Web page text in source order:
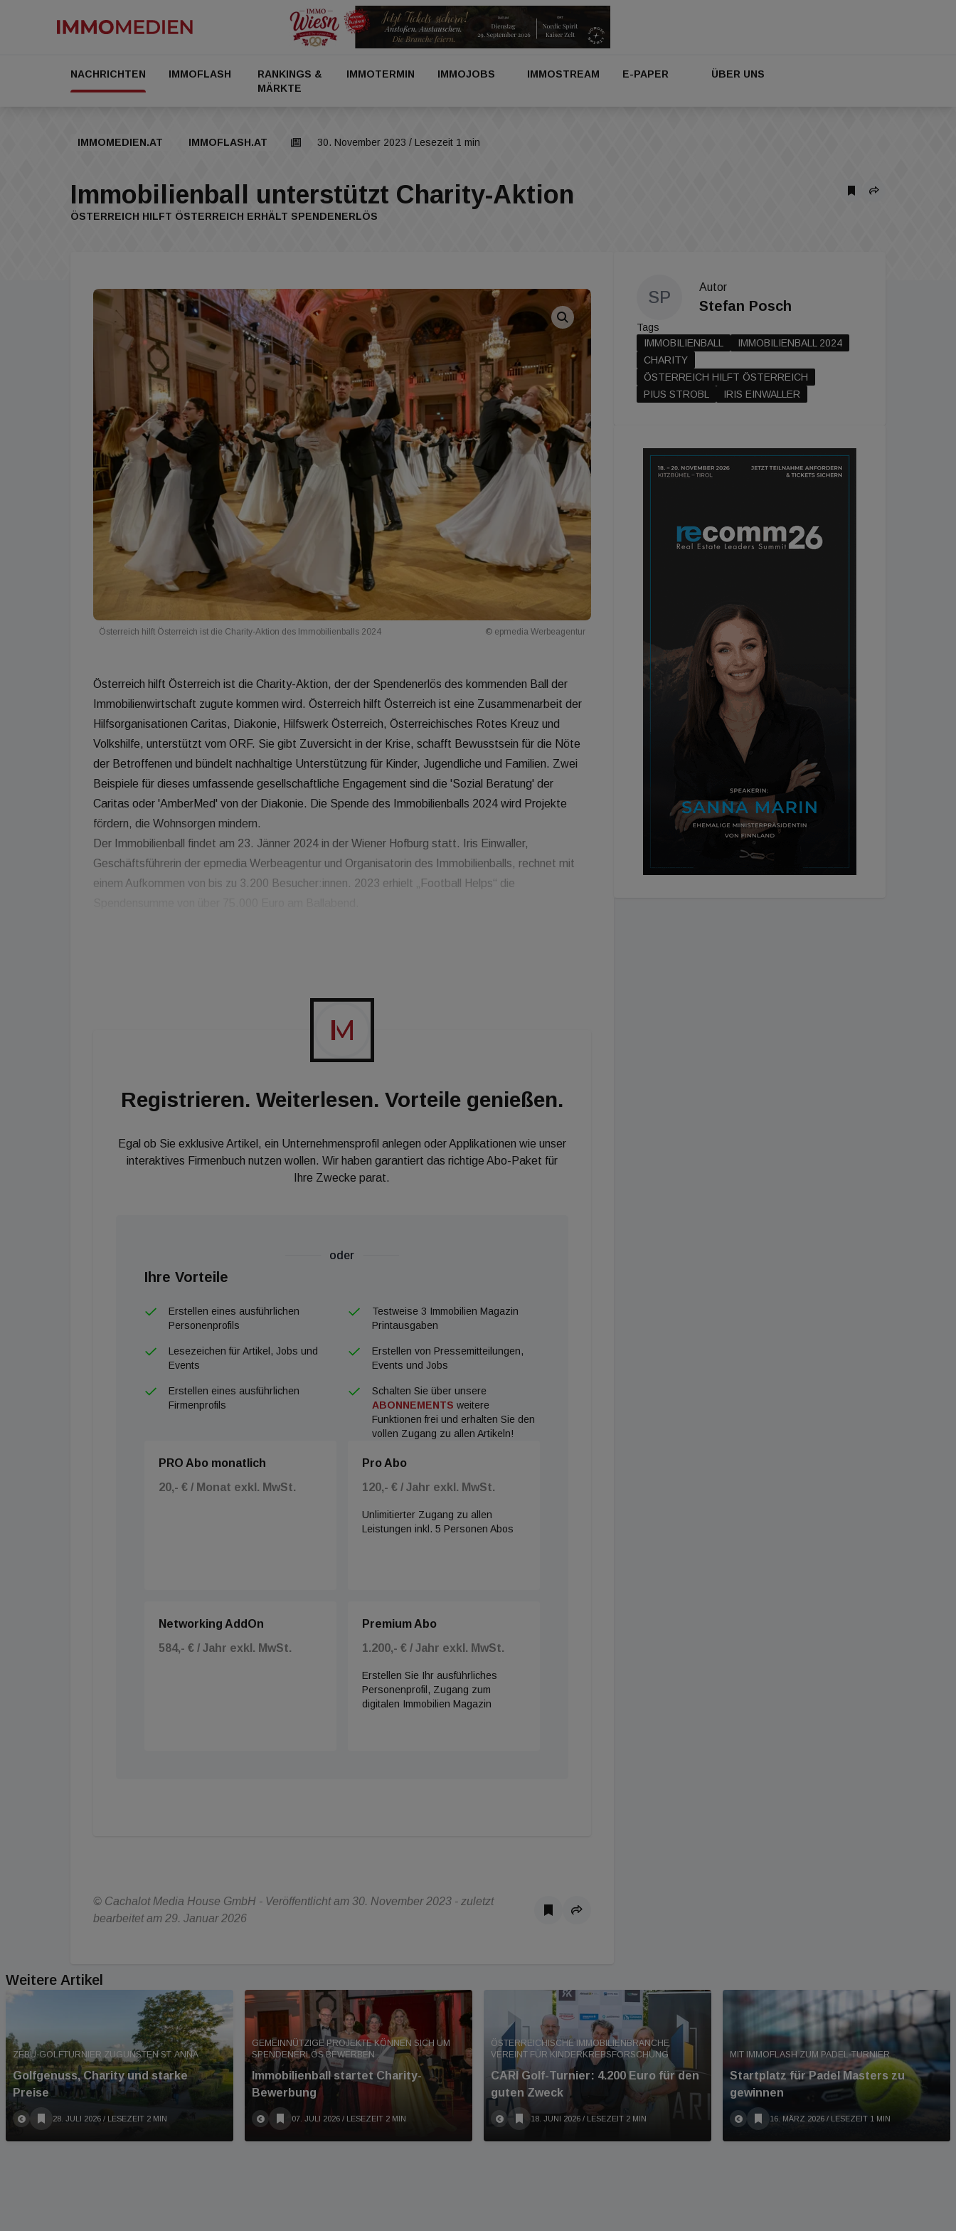
NACHRICHTEN IMMOFLASH
RANKINGS &
MÄRKTE
IMMOTERMIN IMMOJOBS IMMOSTREAM E-PAPER ÜBER UNS
IMMOMEDIEN.AT IMMOFLASH.AT 30. November 2023 / Lesezeit 1 min
Immobilienball unterstützt Charity-Aktion
ÖSTERREICH HILFT ÖSTERREICH ERHÄLT SPENDENERLÖS
Österreich hilft Österreich ist die Charity-Aktion des Immobilienballs 2024 © epmedia Werbeagentur
Österreich hilft Österreich ist die Charity-Aktion, der der Spendenerlös des kommenden Ball der
Immobilienwirtschaft zugute kommen wird. Österreich hilft Österreich ist eine Zusammenarbeit der
Hilfsorganisationen Caritas, Diakonie, Hilfswerk Österreich, Österreichisches Rotes Kreuz und
Volkshilfe, unterstützt vom ORF. Sie gibt Zuversicht in der Krise, schafft Bewusstsein für die Nöte
der Betroffenen und bündelt nachhaltige Unterstützung für Kinder, Jugendliche und Familien. Zwei
Beispiele für dieses umfassende gesellschaftliche Engagement sind die 'Sozial Beratung' der
Caritas oder 'AmberMed' von der Diakonie. Die Spende des Immobilienballs 2024 wird Projekte
fördern, die Wohnsorgen mindern.
Der Immobilienball findet am 23. Jänner 2024 in der Wiener Hofburg statt. Iris Einwaller,
Geschäftsführerin der epmedia Werbeagentur und Organisatorin des Immobilienballs, rechnet mit
einem Aufkommen von bis zu 3.200 Besucher:innen. 2023 erhielt „Football Helps“ die
Unterstützung für zahlreiche Menschen in Österreich.“ Iris Einwaller ergänzt: „Unsere Verantwortung
geht über den Ball hinaus. In der heutigen Zeit, in der die Herausforderungen groß sind, ist es
wichtig, dort Unterstützung zu leisten, wo sie am meisten benötigt wird. Wir vertrauen dabei auf die
langjährig bewährte Fachkompetenz der heimischen Hilfsorganisationen und des ORF."
Registrieren. Weiterlesen. Vorteile genießen.
Egal ob Sie exklusive Artikel, ein Unternehmensprofil anlegen oder Applikationen wie unser
interaktives Firmenbuch nutzen wollen. Wir haben garantiert das richtige Abo-Paket für
Ihre Zwecke parat.
oder
Ihre Vorteile
Erstellen eines ausführlichen
Personenprofils
Testweise 3 Immobilien Magazin
Printausgaben
Lesezeichen für Artikel, Jobs und
Events
Erstellen von Pressemitteilungen,
Events und Jobs
Erstellen eines ausführlichen
Firmenprofils
Schalten Sie über unsere
ABONNEMENTS weitere
Funktionen frei und erhalten Sie den
vollen Zugang zu allen Artikeln!
PRO Abo monatlich
20,- € / Monat exkl. MwSt.
Pro Abo
120,- € / Jahr exkl. MwSt.
Unlimitierter Zugang zu allen
Leistungen inkl. 5 Personen Abos
Networking AddOn
584,- € / Jahr exkl. MwSt.
Premium Abo
1.200,- € / Jahr exkl. MwSt.
Erstellen Sie Ihr ausführliches
Personenprofil, Zugang zum
digitalen Immobilien Magazin
© Cachalot Media House GmbH - Veröffentlicht am 30. November 2023 - zuletzt
bearbeitet am 29. Januar 2026
SP
Autor
Stefan Posch
Tags
IMMOBILIENBALL
IMMOBILIENBALL 2024
CHARITY
ÖSTERREICH HILFT ÖSTERREICH
PIUS STROBL
IRIS EINWALLER
Weitere Artikel
ZEBU-GOLFTURNIER ZUGUNSTEN ST. ANNA
Golfgenuss, Charity und starke
Preise
28. JULI 2026 / LESEZEIT 2 MIN
GEMEINNÜTZIGE PROJEKTE KÖNNEN SICH UM
SPENDENERLÖS BEWERBEN
Immobilienball startet Charity-
Bewerbung
07. JULI 2026 / LESEZEIT 2 MIN
ÖSTERREICHISCHE IMMOBILIENBRANCHE
VEREINT FÜR KINDERKREBSFORSCHUNG
CARI Golf-Turnier: 4.200 Euro für den
guten Zweck
18. JUNI 2026 / LESEZEIT 2 MIN
MIT IMMOFLASH ZUM PADEL-TURNIER
Startplatz für Padel Masters zu
gewinnen
16. MÄRZ 2026 / LESEZEIT 1 MIN